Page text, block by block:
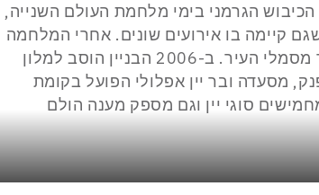
הגרמני בימי מלחמת העולם השנייה,
קיימה בו אירועים שונים. אחרי המלחמה
חזר לתפקד כתיאטרון בשםKinoteatret ונחשב אחד מסמלי העיר. ב-2006 הבניין הוסב למלון
מסעדה ובר יין אפלולי הפועל בקומת
סוגי יין וגם מספק מענה הולם